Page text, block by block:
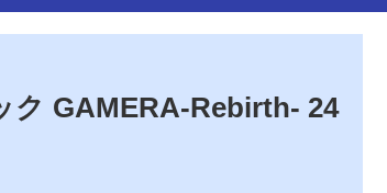
ク GAMERA-Rebirth- 24